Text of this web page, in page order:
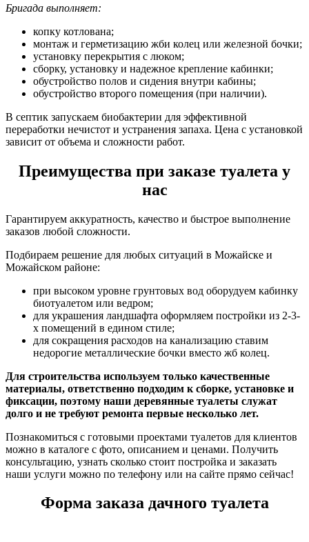
Бригада выполняет:
копку котлована;
монтаж и герметизацию жби колец или железной бочки;
установку перекрытия с люком;
сборку, установку и надежное крепление кабинки;
обустройство полов и сидения внутри кабины;
обустройство второго помещения (при наличии).
В септик запускаем биобактерии для эффективной
переработки нечистот и устранения запаха. Цена с установкой
зависит от объема и сложности работ.
Преимущества при заказе туалета у
нас
Гарантируем аккуратность, качество и быстрое выполнение
заказов любой сложности.
Подбираем решение для любых ситуаций в Можайске и
Можайском районе:
при высоком уровне грунтовых вод оборудуем кабинку
биотуалетом или ведром;
для украшения ландшафта оформляем постройки из 2-3-
х помещений в едином стиле;
для сокращения расходов на канализацию ставим
недорогие металлические бочки вместо жб колец.
Для строительства используем только качественные
материалы, ответственно подходим к сборке, установке и
фиксации, поэтому наши деревянные туалеты служат
долго и не требуют ремонта первые несколько лет.
Познакомиться с готовыми проектами туалетов для клиентов
можно в каталоге с фото, описанием и ценами. Получить
консультацию, узнать сколько стоит постройка и заказать
наши услуги можно по телефону или на сайте прямо сейчас!
Форма заказа дачного туалета